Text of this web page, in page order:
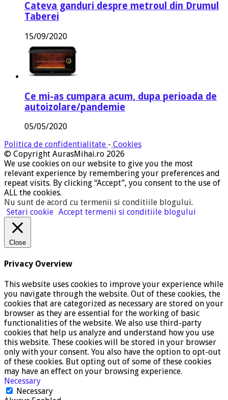
Cateva ganduri despre metroul din Drumul
Taberei
15/09/2020
Ce mi-as cumpara acum, dupa perioada de
autoizolare/pandemie
05/05/2020
Politica de confidentialitate - Cookies
© Copyright AurasMihai.ro 2026
We use cookies on our website to give you the most
relevant experience by remembering your preferences and
repeat visits. By clicking “Accept”, you consent to the use of
ALL the cookies.
Nu sunt de acord cu termenii si conditiile blogului.
Setari cookie Accept termenii si conditiile blogului
Close
Privacy Overview
This website uses cookies to improve your experience while
you navigate through the website. Out of these cookies, the
cookies that are categorized as necessary are stored on your
browser as they are essential for the working of basic
functionalities of the website. We also use third-party
cookies that help us analyze and understand how you use
this website. These cookies will be stored in your browser
only with your consent. You also have the option to opt-out
of these cookies. But opting out of some of these cookies
may have an effect on your browsing experience.
Necessary
Necessary